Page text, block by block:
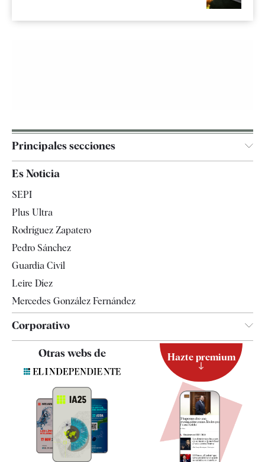
Principales secciones
España
Televisión
Es Noticia
SEPI
Plus Ultra
Rodríguez Zapatero
Pedro Sánchez
Guardia Civil
Leire Díez
Mercedes González Fernández
Corporativo
Contacto
Quiénes somos
Especificaciones
Otras webs de Hazte premium